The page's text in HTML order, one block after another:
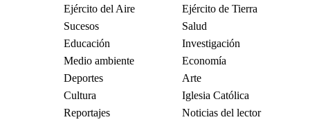
Ejército del Aire
Ejército de Tierra
Sucesos
Salud
Educación
Investigación
Medio ambiente
Economía
Deportes
Arte
Cultura
Iglesia Católica
Reportajes
Noticias del lector